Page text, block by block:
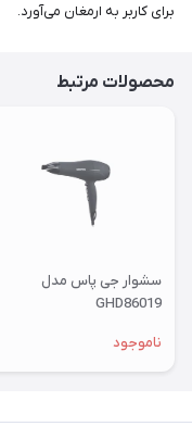
برای کاربر به ارمغان می‌آورد.
محصولات مرتبط
سشوار جی پاس مدل
GHD86019
ناموجود